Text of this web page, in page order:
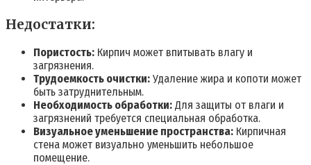
Недостатки:
Пористость: Кирпич может впитывать влагу и
загрязнения.
Трудоемкость очистки: Удаление жира и копоти может
быть затруднительным.
Необходимость обработки: Для защиты от влаги и
загрязнений требуется специальная обработка.
Визуальное уменьшение пространства: Кирпичная
стена может визуально уменьшить небольшое
помещение.